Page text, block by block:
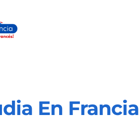
En Francia